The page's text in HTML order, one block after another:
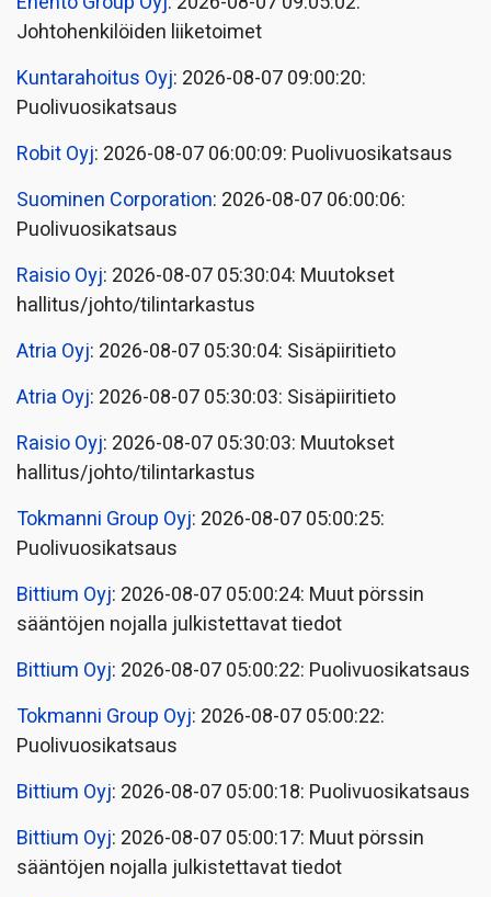
Johtohenkilöiden liiketoimet
Kuntarahoitus Oyj: 2026-08-07 09:00:20:
Puolivuosikatsaus
Robit Oyj: 2026-08-07 06:00:09: Puolivuosikatsaus
Suominen Corporation: 2026-08-07 06:00:06:
Puolivuosikatsaus
Raisio Oyj: 2026-08-07 05:30:04: Muutokset
hallitus/johto/tilintarkastus
Atria Oyj: 2026-08-07 05:30:04: Sisäpiiritieto
Atria Oyj: 2026-08-07 05:30:03: Sisäpiiritieto
Raisio Oyj: 2026-08-07 05:30:03: Muutokset
hallitus/johto/tilintarkastus
Tokmanni Group Oyj: 2026-08-07 05:00:25:
Puolivuosikatsaus
Bittium Oyj: 2026-08-07 05:00:24: Muut pörssin
sääntöjen nojalla julkistettavat tiedot
Bittium Oyj: 2026-08-07 05:00:22: Puolivuosikatsaus
Tokmanni Group Oyj: 2026-08-07 05:00:22:
Puolivuosikatsaus
Bittium Oyj: 2026-08-07 05:00:18: Puolivuosikatsaus
Bittium Oyj: 2026-08-07 05:00:17: Muut pörssin
sääntöjen nojalla julkistettavat tiedot